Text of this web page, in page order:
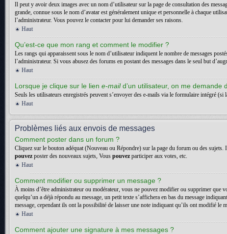
Il peut y avoir deux images avec un nom d’utilisateur sur la page de consultation des
grande, connue sous le nom d’avatar est généralement unique et personnelle à chaque
l’administrateur. Vous pouvez le contacter pour lui demander ses raisons.
Haut
Qu’est-ce que mon rang et comment le modifier ?
Les rangs qui apparaissent sous le nom d’utilisateur indiquent le nombre de messages
l’administrateur. Si vous abusez des forums en postant des messages dans le seul but
Haut
Lorsque je clique sur le lien e-maild’un utilisateur, on me demande
Seuls les utilisateurs enregistrés peuvent s’envoyer des e-mails via le formulaire intégré
Haut
Problèmes liés aux envois de messages
Comment poster dans un forum ?
Cliquez sur le bouton adéquat (Nouveau ou Répondre) sur la page du forum ou des
pouvez poster des nouveaux sujets, Vous pouvez participer aux votes, etc.
Haut
Comment modifier ou supprimer un message ?
À moins d’être administrateur ou modérateur, vous ne pouvez modifier ou supprimer que
quelqu’un a déjà répondu au message, un petit texte s’affichera en bas du message
message, cependant ils ont la possibilité de laisser une note indiquant qu’ils ont modifié le
Haut
Comment ajouter une signature à mes messages ?